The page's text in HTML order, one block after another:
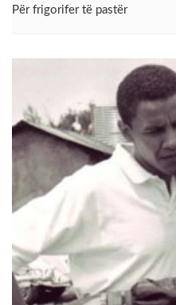
Për frigorifer të pastër